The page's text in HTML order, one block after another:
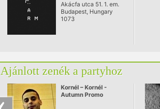
Akácfa utca 51. 1. em.
Budapest, Hungary
1073
Ajánlott zenék a partyhoz
Kornél – Kornél -
Autumn Promo